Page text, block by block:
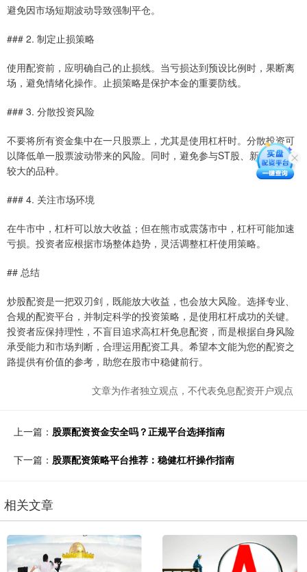
避免因市场短期波动导致强制平仓。
### 2. 制定止损策略
使用配资前，应明确自己的止损线。当亏损达到预设比例时，果断离
场，避免情绪化操作。止损策略是保护本金的重要防线。
### 3. 分散投资风险
不要将所有资金集中在一只股票上，尤其是使用杠杆时。分散投资可
以降低单一股票波动带来的风险。同时，避免参与ST股、新股等波动
较大的品种。
### 4. 关注市场环境
在牛市中，杠杆可以放大收益；但在熊市或震荡市中，杠杆可能加速
亏损。投资者应根据市场整体趋势，灵活调整杠杆使用策略。
## 总结
炒股配资是一把双刃剑，既能放大收益，也会放大风险。选择专业、
合规的配资平台，并制定科学的投资策略，是使用杠杆成功的关键。
投资者应保持理性，不盲目追求高杠杆免息配资，而是根据自身风险
承受能力和市场判断，合理运用配资工具。希望本文能为您的配资之
路提供有价值的参考，助您在股市中稳健前行。
文章为作者独立观点，不代表免息配资开户观点
上一篇： 股票配资资金安全吗？正规平台选择指南
下一篇： 股票配资策略平台推荐：稳健杠杆操作指南
相关文章